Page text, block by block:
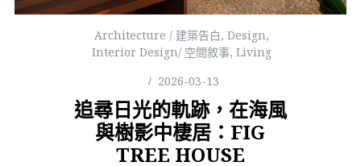
Architecture / 建築告白, Design,
Interior Design/ 空間敘事, Living
2026-03-13
追尋日光的軌跡，在海風
與樹影中棲居：FIG
TREE HOUSE